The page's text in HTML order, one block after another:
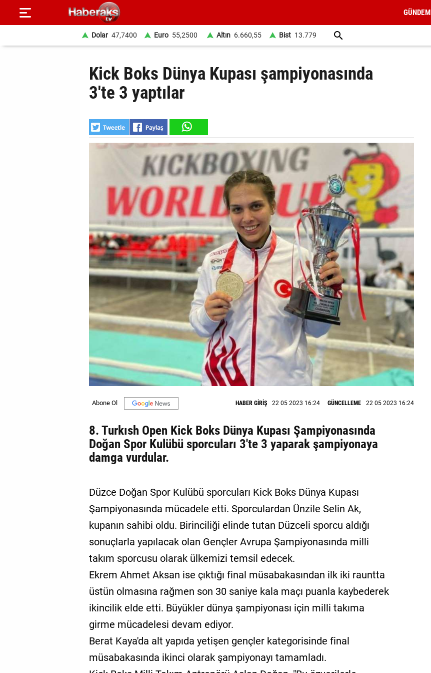
GÜNDEM
Dolar 47,7400 Euro 55,2500 Altın 6.660,55 Bist 13.779
Kick Boks Dünya Kupası şampiyonasında
3'te 3 yaptılar
HABER GİRİŞ 22 05 2023 16:24 GÜNCELLEME 22 05 2023 16:24
8. Turkısh Open Kick Boks Dünya Kupası Şampiyonasında
Doğan Spor Kulübü sporcuları 3'te 3 yaparak şampiyonaya
damga vurdular.
Düzce Doğan Spor Kulübü sporcuları Kick Boks Dünya Kupası
Şampiyonasında mücadele etti. Sporculardan Ünzile Selin Ak,
kupanın sahibi oldu. Birinciliği elinde tutan Düzceli sporcu aldığı
sonuçlarla yapılacak olan Gençler Avrupa Şampiyonasında milli
takım sporcusu olarak ülkemizi temsil edecek.
Ekrem Ahmet Aksan ise çıktığı final müsabakasından ilk iki rauntta
üstün olmasına rağmen son 30 saniye kala maçı puanla kaybederek
ikincilik elde etti. Büyükler dünya şampiyonası için milli takıma
girme mücadelesi devam ediyor.
Berat Kaya'da alt yapıda yetişen gençler kategorisinde final
müsabakasında ikinci olarak şampiyonayı tamamladı.